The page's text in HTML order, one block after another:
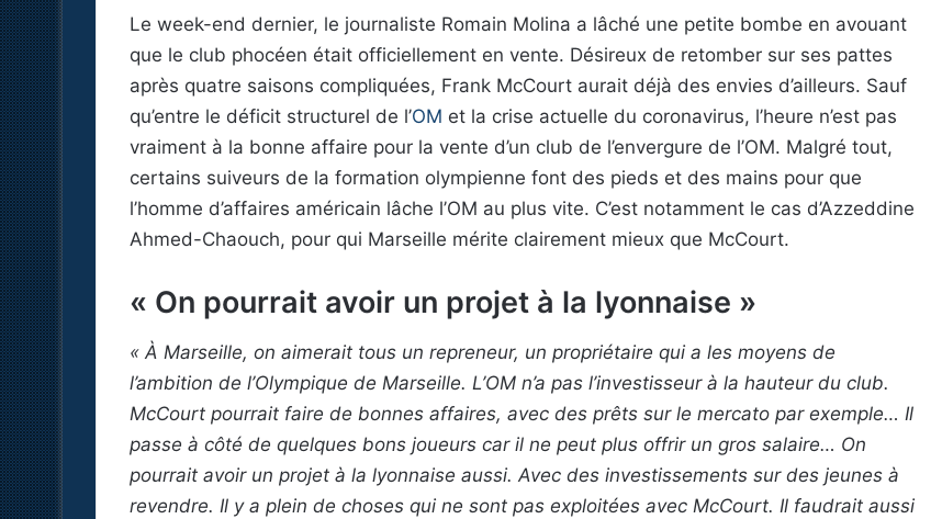
Le week-end dernier, le journaliste Romain Molina a lâché une petite bombe en avouant
que le club phocéen était officiellement en vente. Désireux de retomber sur ses pattes
après quatre saisons compliquées, Frank McCourt aurait déjà des envies d’ailleurs. Sauf
qu’entre le déficit structurel de l’OM et la crise actuelle du coronavirus, l’heure n’est pas
vraiment à la bonne affaire pour la vente d’un club de l’envergure de l’OM. Malgré tout,
certains suiveurs de la formation olympienne font des pieds et des mains pour que
l’homme d’affaires américain lâche l’OM au plus vite. C’est notamment le cas d’Azzeddine
Ahmed-Chaouch, pour qui Marseille mérite clairement mieux que McCourt.
« On pourrait avoir un projet à la lyonnaise »
« À Marseille, on aimerait tous un repreneur, un propriétaire qui a les moyens de
l’ambition de l’Olympique de Marseille. L’OM n’a pas l’investisseur à la hauteur du club.
McCourt pourrait faire de bonnes affaires, avec des prêts sur le mercato par exemple… Il
passe à côté de quelques bons joueurs car il ne peut plus offrir un gros salaire… On
pourrait avoir un projet à la lyonnaise aussi. Avec des investissements sur des jeunes à
revendre. Il y a plein de choses qui ne sont pas exploitées avec McCourt. Il faudrait aussi